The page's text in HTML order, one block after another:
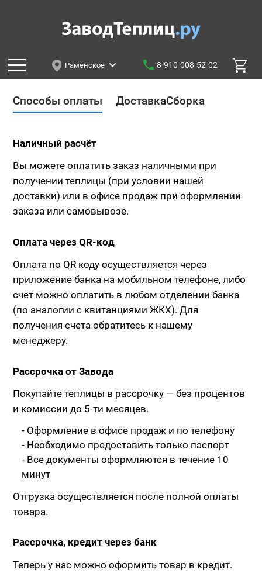
Раменское 8-910-008-52-02
Способы оплаты ДоставкаСборка
Наличный расчёт
Вы можете оплатить заказ наличными при
получении теплицы (при условии нашей
доставки) или в офисе продаж при оформлении
заказа или самовывозе.
Оплата через QR-код
Оплата по QR коду осуществляется через
приложение банка на мобильном телефоне, либо
счет можно оплатить в любом отделении банка
(по аналогии с квитанциями ЖКХ). Для
получения счета обратитесь к нашему
менеджеру.
Рассрочка от Завода
Покупайте теплицы в рассрочку — без процентов
и комиссии до 5-ти месяцев.
- Оформление в офисе продаж и по телефону
- Необходимо предоставить только паспорт
- Все документы оформляются в течение 10
минут
Отгрузка осуществляется после полной оплаты
товара.
Рассрочка, кредит через банк
Теперь у нас можно оформить товар в кредит.